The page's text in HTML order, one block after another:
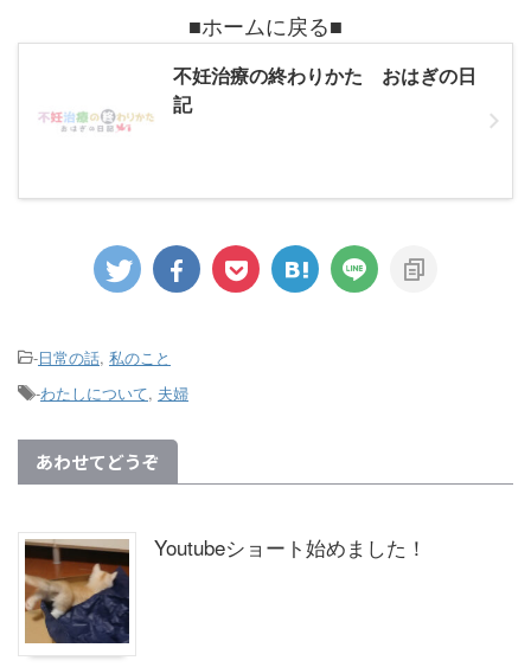
■ホームに戻る■
不妊治療の終わりかた おはぎの日
記
-日常の話, 私のこと
-わたしについて, 夫婦
あわせてどうぞ
Youtubeショート始めました！